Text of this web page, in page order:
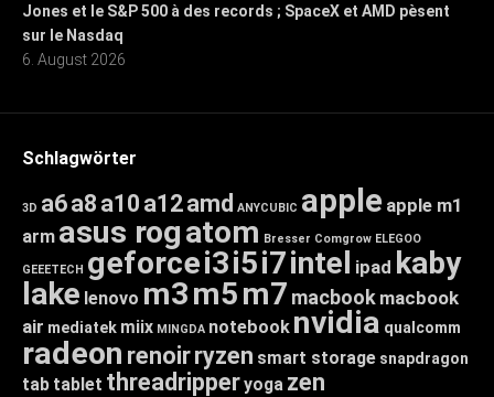
Jones et le S&P 500 à des records ; SpaceX et AMD pèsent
sur le Nasdaq
6. August 2026
Schlagwörter
3D a6a8 a10 a12amd ANYCUBIC apple apple m1
arm asus rogatom Bresser Comgrow ELEGOO
GEEETECH geforcei3i5i7intel ipad kaby
lake lenovo m3m5m7 macbook macbook
air mediatek miix MINGDA notebook nvidia qualcomm
radeon renoirryzen smart storage snapdragon
tab tablet threadripperyoga zen